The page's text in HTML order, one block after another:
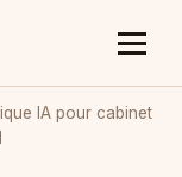
IA pour cabinet